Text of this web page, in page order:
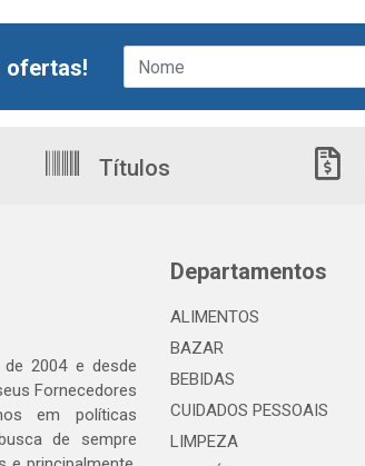
ofertas!
Títulos
2004 e desde
Fornecedores
em políticas
de sempre
Departamentos
ALIMENTOS
BAZAR
BEBIDAS
CUIDADOS PESSOAIS
LIMPEZA